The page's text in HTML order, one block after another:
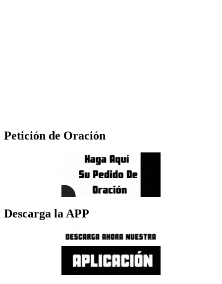
Petición de Oración
Descarga la APP